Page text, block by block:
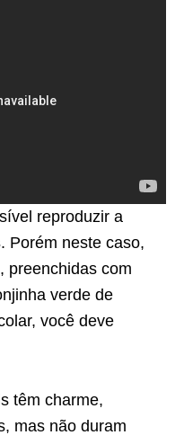
reproduzir a
. Porém neste caso,
, preenchidas com
verde de
você deve
têm charme,
mas não duram